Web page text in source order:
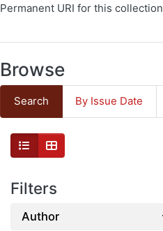
Permanent URI for this collection
Browse
Search By Issue Date
Filters
Author